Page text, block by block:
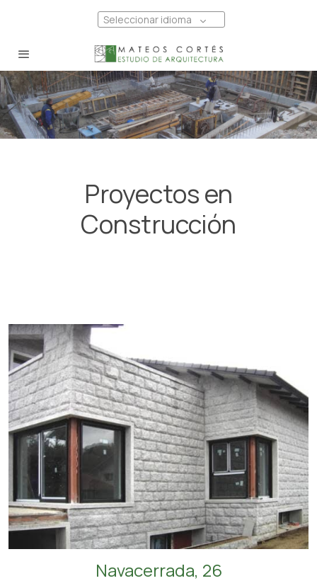
Seleccionar idioma
Proyectos en
Construcción
Navacerrada, 26